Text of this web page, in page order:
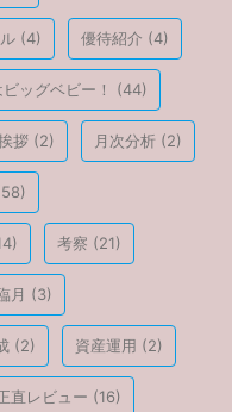
(4) 優待紹介 (4)
ッグベビー！ (44)
拶 (2) 月次分析 (2)
考察 (21)
月 (3)
(2) 資産運用 (2)
直レビュー (16)